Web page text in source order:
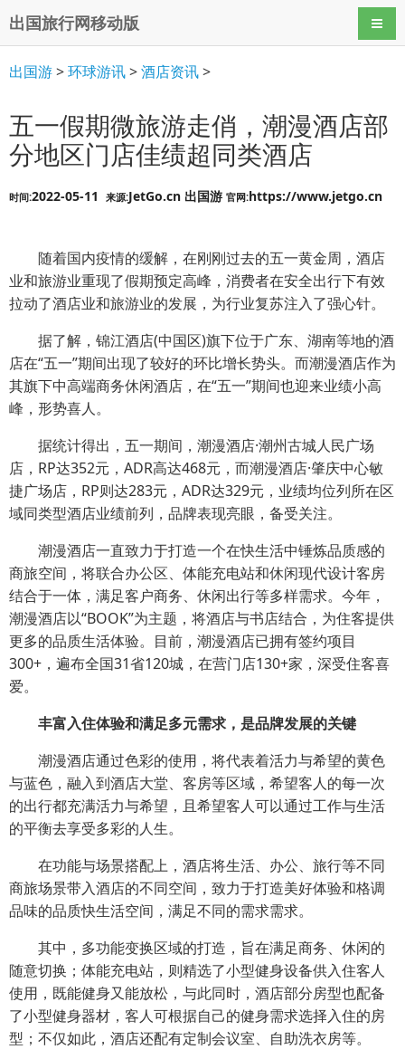
出国旅行网移动版 导航
出国游>环球游讯>酒店资讯>
五一假期微旅游走俏，潮漫酒店部
分地区门店佳绩超同类酒店
时间:2022-05-11 来源:JetGo.cn 出国游 官网:https://www.jetgo.cn
随着国内疫情的缓解，在刚刚过去的五一黄金周，酒店
业和旅游业重现了假期预定高峰，消费者在安全出行下有效
拉动了酒店业和旅游业的发展，为行业复苏注入了强心针。
据了解，锦江酒店(中国区)旗下位于广东、湖南等地的酒
店在“五一”期间出现了较好的环比增长势头。而潮漫酒店作为
其旗下中高端商务休闲酒店，在“五一”期间也迎来业绩小高
峰，形势喜人。
据统计得出，五一期间，潮漫酒店·潮州古城人民广场
店，RP达352元，ADR高达468元，而潮漫酒店·肇庆中心敏
捷广场店，RP则达283元，ADR达329元，业绩均位列所在区
域同类型酒店业绩前列，品牌表现亮眼，备受关注。
潮漫酒店一直致力于打造一个在快生活中锤炼品质感的
商旅空间，将联合办公区、体能充电站和休闲现代设计客房
结合于一体，满足客户商务、休闲出行等多样需求。今年，
潮漫酒店以“BOOK”为主题，将酒店与书店结合，为住客提供
更多的品质生活体验。目前，潮漫酒店已拥有签约项目
300+，遍布全国31省120城，在营门店130+家，深受住客喜
爱。
丰富入住体验和满足多元需求，是品牌发展的关键
潮漫酒店通过色彩的使用，将代表着活力与希望的黄色
与蓝色，融入到酒店大堂、客房等区域，希望客人的每一次
的出行都充满活力与希望，且希望客人可以通过工作与生活
的平衡去享受多彩的人生。
在功能与场景搭配上，酒店将生活、办公、旅行等不同
商旅场景带入酒店的不同空间，致力于打造美好体验和格调
品味的品质快生活空间，满足不同的需求需求。
其中，多功能变换区域的打造，旨在满足商务、休闲的
随意切换；体能充电站，则精选了小型健身设备供入住客人
使用，既能健身又能放松，与此同时，酒店部分房型也配备
了小型健身器材，客人可根据自己的健身需求选择入住的房
型；不仅如此，酒店还配有定制会议室、自助洗衣房等。